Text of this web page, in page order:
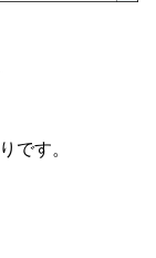
です。